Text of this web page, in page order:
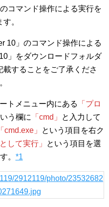
コマンド操作による実行を
。
10」のコマンド操作による
」をダウンロードフォルダ
することをご了承くださ
トメニュー内にある 「プロ
う欄に 「cmd」
と入力して
「cmd.exe」
という項目を右ク
して実行」
という項目を選
。 *1